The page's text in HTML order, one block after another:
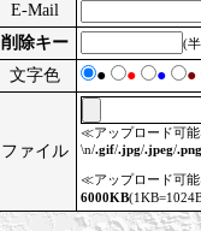
E-Mail
削除キー
(
文字色 ● ● ● ●
ファイル
≪アップロード可
\n/.gif/.jpg/.jpeg/.png
≪アップロード可
6000KB